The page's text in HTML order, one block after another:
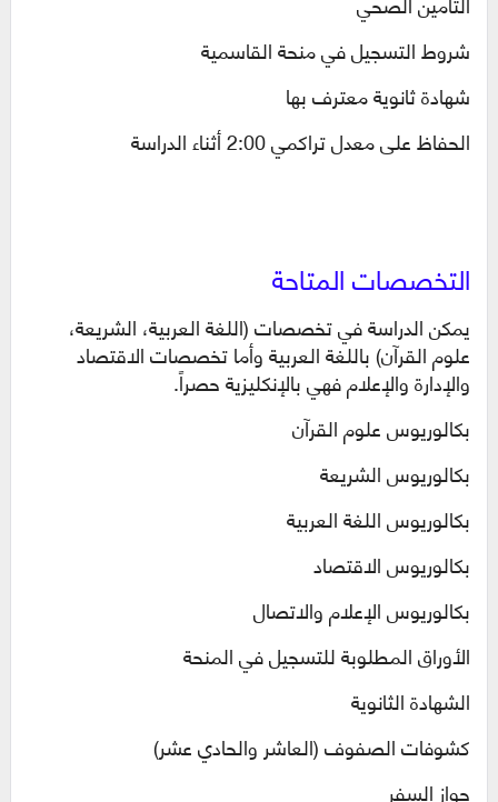
شروط التسجيل في منحة القاسمية
شهادة ثانوية معترف بها
الحفاظ على معدل تراكمي 2:00 أثناء الدراسة
التخصصات المتاحة
يمكن الدراسة في تخصصات (اللغة العربية، الشريعة،
علوم القرآن) باللغة العربية وأما تخصصات الاقتصاد
والإدارة والإعلام فهي بالإنكليزية حصراً.
بكالوريوس علوم القرآن
بكالوريوس الشريعة
بكالوريوس اللغة العربية
بكالوريوس الاقتصاد
بكالوريوس الإعلام والاتصال
الأوراق المطلوبة للتسجيل في المنحة
الشهادة الثانوية
كشوفات الصفوف (العاشر والحادي عشر)
جواز السفر